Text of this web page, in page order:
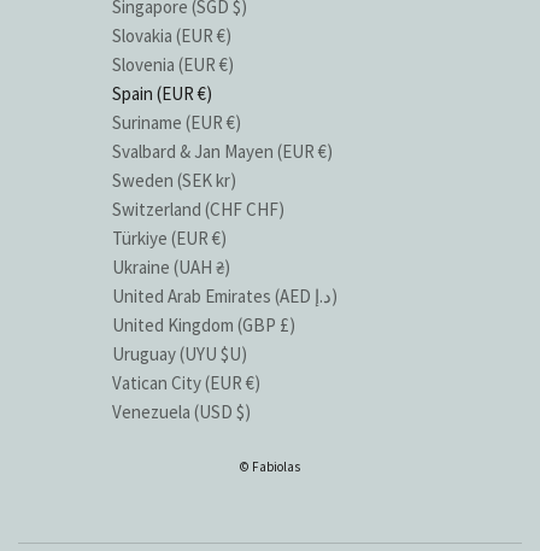
Singapore (SGD $)
Slovakia (EUR €)
Slovenia (EUR €)
Spain (EUR €)
Suriname (EUR €)
Svalbard & Jan Mayen (EUR €)
Sweden (SEK kr)
Switzerland (CHF CHF)
Türkiye (EUR €)
Ukraine (UAH ₴)
United Arab Emirates (AED د.إ)
United Kingdom (GBP £)
Uruguay (UYU $U)
Vatican City (EUR €)
Venezuela (USD $)
© Fabiolas